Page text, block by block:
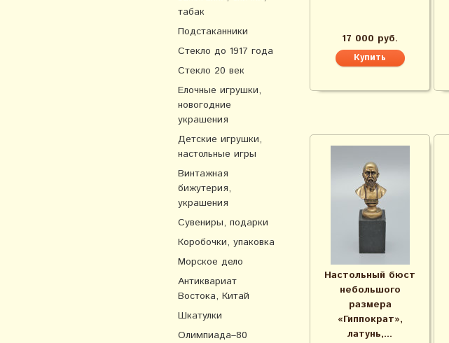
табак
Подстаканники
Стекло до 1917 года
Стекло 20 век
Елочные игрушки,
новогодние
украшения
Детские игрушки,
настольные игры
Винтажная
бижутерия,
украшения
Сувениры, подарки
Коробочки, упаковка
Морское дело
Антиквариат
Востока, Китай
Шкатулки
Олимпиада–80
17 000 руб.
Настольный бюст
небольшого
размера
«Гиппократ»,
латунь,...